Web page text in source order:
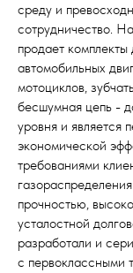
среду и
сотрудничество.
продает
автомобильных
мотоциклов,
бесшумная цепь -
уровня и является
экономической
требованиями
прочностью,
усталостной
разработали и
с первоклассными